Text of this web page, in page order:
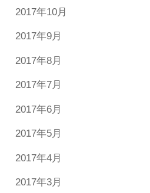
2017年10月
2017年9月
2017年8月
2017年7月
2017年6月
2017年5月
2017年4月
2017年3月